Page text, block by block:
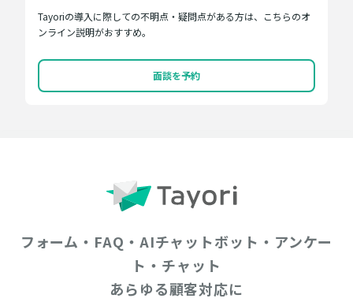
Tayoriの導入に際しての不明点・疑問点がある方は、こちらのオ
ンライン説明がおすすめ。
面談を予約
フォーム・FAQ・AIチャットボット・アンケー
ト・チャット
あらゆる顧客対応に